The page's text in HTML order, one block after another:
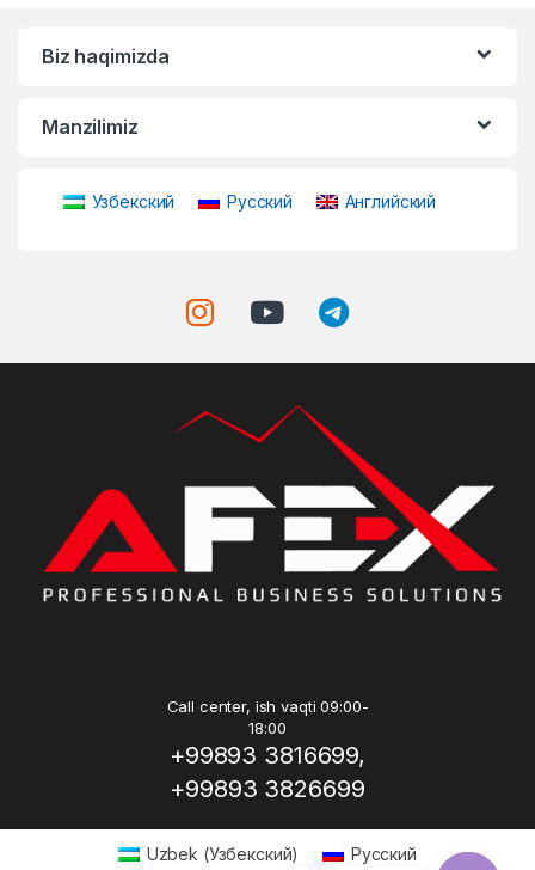
Biz haqimizda
Manzilimiz
Узбекский Русский Английский
Call center, ish vaqti 09:00-
18:00
+99893 3816699,
+99893 3826699
Uzbek (Узбекский) Русский